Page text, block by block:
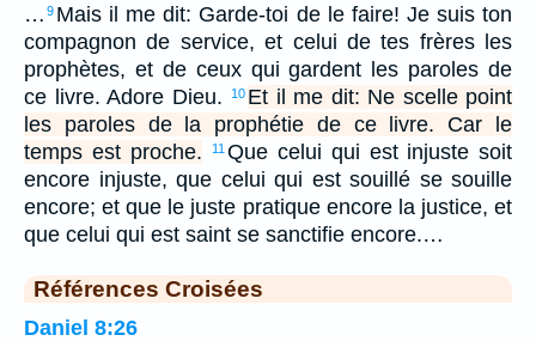
… 9 Mais il me dit: Garde-toi de le faire! Je suis ton
compagnon de service, et celui de tes frères les
prophètes, et de ceux qui gardent les paroles de
ce livre. Adore Dieu.
10 Et il me dit: Ne scelle point
les paroles de la prophétie de ce livre. Car le
temps est proche.
11 Que celui qui est injuste soit
encore injuste, que celui qui est souillé se souille
encore; et que le juste pratique encore la justice, et
que celui qui est saint se sanctifie encore.…
Références Croisées
Daniel 8:26